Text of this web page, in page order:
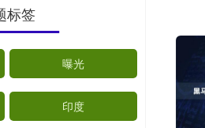
标签
曝光
印度